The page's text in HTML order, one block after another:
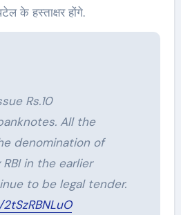
के हस्ताक्षर होंगे.
Rs.10
All the
denomination of
in the earlier
to be legal tender.